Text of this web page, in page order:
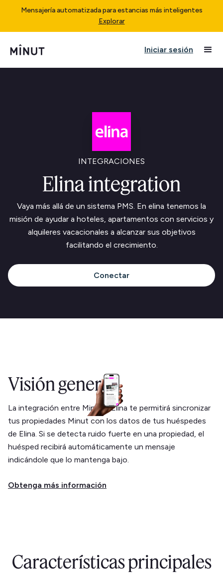
Mensajería automatizada para estancias más inteligentes
Explorar
Iniciar sesión
INTEGRACIONES
Elina integration
Vaya más allá de un sistema PMS. En elina tenemos la
misión de ayudar a hoteles, apartamentos con servicios y
alquileres vacacionales a alcanzar sus objetivos
facilitando el crecimiento.
Conectar
Visión general
La integración entre Minut y Elina te permitirá sincronizar
tus propiedades Minut con los datos de tus huéspedes
de Elina. Si se detecta ruido fuerte en una propiedad, el
huésped recibirá automáticamente un mensaje
indicándole que lo mantenga bajo.
Obtenga más información
Características principales